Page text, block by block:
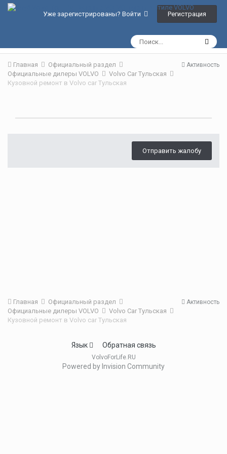
Уже зарегистрированы? Войти Регистрация
Активность
Главная
Официальный раздел
Официальные дилеры VOLVO
Volvo Car Тульская
Кузовной ремонт в Volvo car Тульская
Отправить жалобу
Активность
Главная
Официальный раздел
Официальные дилеры VOLVO
Volvo Car Тульская
Кузовной ремонт в Volvo car Тульская
Язык Обратная связь
VolvoForLife.RU
Powered by Invision Community